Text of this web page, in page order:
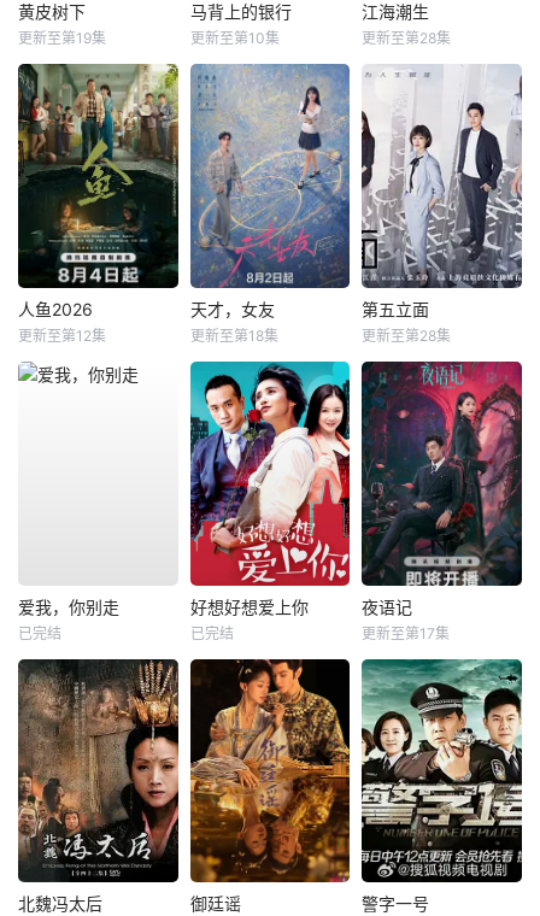
黄皮树下
更新至第19集
马背上的银行
更新至第10集
江海潮生
更新至第28集
人鱼2026
更新至第12集
天才，女友
更新至第18集
第五立面
更新至第28集
爱我，你别走
已完结
好想好想爱上你
已完结
夜语记
更新至第17集
北魏冯太后 御廷谣 警字一号